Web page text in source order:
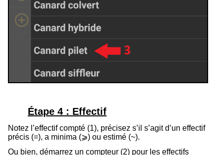
Étape 4 : Effectif
Notez l’effectif compté (1), précisez s’il s’agit d’un effectif
précis (=), a minima (⩾) ou estimé (~).
Ou bien, démarrez un compteur (2) pour les effectifs